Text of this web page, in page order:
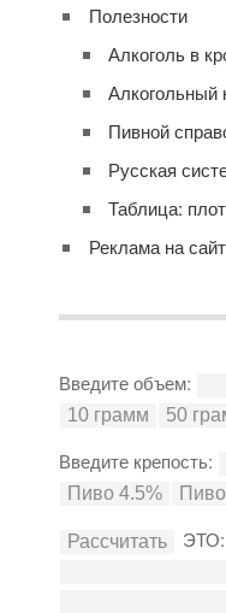
Полезности
Алкоголь в
Алкогольный
Пивной
Русская
Таблица:
Реклама на
Введите объем:
Введите крепость:
ЭТО: